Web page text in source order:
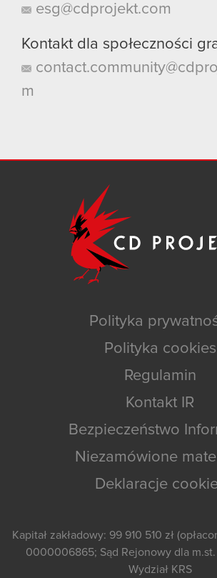
esg@cdprojekt.com
Kontakt dla społeczności
m
Polityka
Polityka cookies
Regulamin
Kontakt IR
Bezpieczeństwo
Niezamówione
Deklaracje
Kapitał zakładowy: 99 910 510 zł
0000006865; Sąd Rejonowy dla m.st.
Wydział KRS